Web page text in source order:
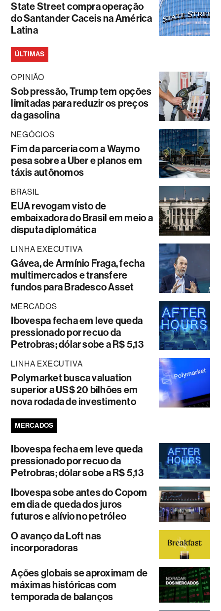
State Street compra operação
do Santander Caceis na América
Latina
ÚLTIMAS
OPINIÃO
Sob pressão, Trump tem opções
limitadas para reduzir os preços
da gasolina
NEGÓCIOS
Fim da parceria com a Waymo
pesa sobre a Uber e planos em
táxis autônomos
BRASIL
EUA revogam visto de
embaixadora do Brasil em meio a
disputa diplomática
LINHA EXECUTIVA
Gávea, de Armínio Fraga, fecha
multimercados e transfere
fundos para Bradesco Asset
MERCADOS
Ibovespa fecha em leve queda
pressionado por recuo da
Petrobras; dólar sobe a R$ 5,13
LINHA EXECUTIVA
Polymarket busca valuation
superior a US$ 20 bilhões em
nova rodada de investimento
MERCADOS
Ibovespa fecha em leve queda
pressionado por recuo da
Petrobras; dólar sobe a R$ 5,13
Ibovespa sobe antes do Copom
em dia de queda dos juros
futuros e alívio no petróleo
O avanço da Loft nas
incorporadoras
Ações globais se aproximam de
máximas históricas com
temporada de balanços